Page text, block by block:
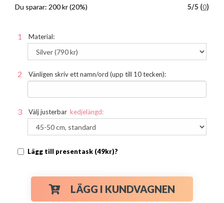
Du sparar: 200 kr(20%) 5/5 (0)
Material:
Vänligen skriv ett namn/ord (upp till 10 tecken):
Välj justerbar kedjelängd:
Lägg till presentask (49kr)?
LÄGG I KUNDVAGNEN